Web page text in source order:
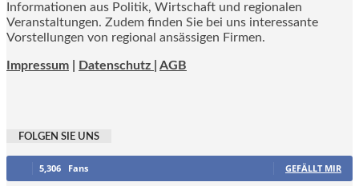
Informationen aus Politik, Wirtschaft und regionalen
Veranstaltungen. Zudem finden Sie bei uns interessante
Vorstellungen von regional ansässigen Firmen.
Impressum Datenschutz | AGB
FOLGEN SIE UNS
5,306 Fans GEFÄLLT MIR